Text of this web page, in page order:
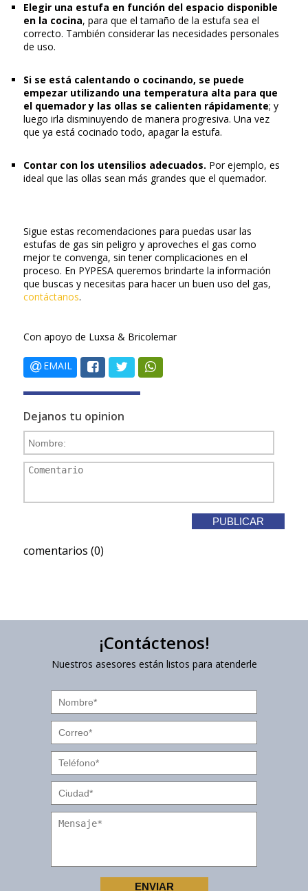
Elegir una estufa en función del espacio disponible
en la cocina, para que el tamaño de la estufa sea el
correcto. También considerar las necesidades personales
de uso.
Si se está calentando o cocinando, se puede
empezar utilizando una temperatura alta para que
el quemador y las ollas se calienten rápidamente; y
luego irla disminuyendo de manera progresiva. Una vez
que ya está cocinado todo, apagar la estufa.
Contar con los utensilios adecuados. Por ejemplo, es
ideal que las ollas sean más grandes que el quemador.
Sigue estas recomendaciones para puedas usar las
estufas de gas sin peligro y aproveches el gas como
mejor te convenga, sin tener complicaciones en el
proceso. En PYPESA queremos brindarte la información
que buscas y necesitas para hacer un buen uso del gas,
contáctanos.
Con apoyo de Luxsa & Bricolemar
EMAIL
Dejanos tu opinion
comentarios (0)
¡Contáctenos!
Nuestros asesores están listos para atenderle